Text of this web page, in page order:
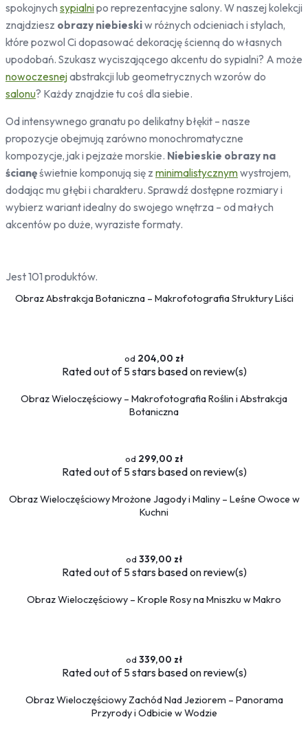
Sport
Zwierzęta
Konie
Koty
Jelenie
Ptaki
Ludzie
Kobieta
Erotyczne
Niebo
Słońce
spokojnych sypialnipo reprezentacyjne salony. W naszej kolekcji
znajdziesz obrazy niebieskiw różnych odcieniach i stylach,
które pozwol Ci dopasować dekorację ścienną do własnych
upodobań. Szukasz wyciszającego akcentu do sypialni? A może
nowoczesnejabstrakcji lub geometrycznych wzorów do
salonu? Każdy znajdzie tu coś dla siebie.
Od intensywnego granatu po delikatny błękit – nasze
propozycje obejmują zarówno monochromatyczne
kompozycje, jak i pejzaże morskie. Niebieskie obrazy na
ścianęświetnie komponują się z minimalistycznym wystrojem,
dodając mu głębi i charakteru. Sprawdź dostępne rozmiary i
wybierz wariant idealny do swojego wnętrza – od małych
akcentów po duże, wyraziste formaty.
Jest 101 produktów.
Obraz Abstrakcja Botaniczna – Makrofotografia Struktury Liści
204,00 zł
Ratedout of 5 stars based onreview(s)
Obraz Wieloczęściowy – Makrofotografia Roślin i Abstrakcja
Botaniczna
299,00 zł
Ratedout of 5 stars based onreview(s)
Obraz Wieloczęściowy Mrożone Jagody i Maliny – Leśne Owoce w
Kuchni
339,00 zł
Ratedout of 5 stars based onreview(s)
Obraz Wieloczęściowy – Krople Rosy na Mniszku w Makro
339,00 zł
Ratedout of 5 stars based onreview(s)
Obraz Wieloczęściowy Zachód Nad Jeziorem – Panorama
Przyrody i Odbicie w Wodzie